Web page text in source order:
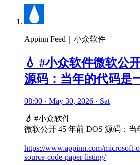
Appinn Feed｜小众软件
💧 #小众软件微软公
源码：当年的代码是
08:00 · May 30, 2026 · Sat
💧 #小众软件
微软公开 45 年前 DOS 源码：
https://www.appinn.com/microsoft-
source-code-paper-listing/